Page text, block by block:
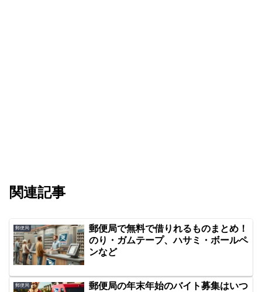
関連記事
郵便局
郵便局で無料で借りれるものまとめ！
のり・ガムテープ、ハサミ・ボールペ
ンなど
郵便局
郵便局の年末年始のバイト募集はいつ